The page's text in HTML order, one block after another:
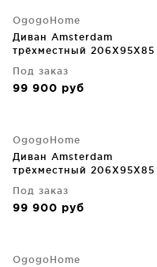
OgogoHome
Диван Amsterdam
трёхместный 206X95X85
Под заказ
99 900 руб
OgogoHome
Диван Amsterdam
трёхместный 206X95X85
Под заказ
99 900 руб
OgogoHome